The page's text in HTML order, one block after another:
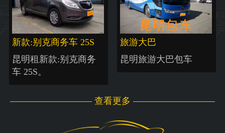
新款:别克商务车 25S
昆明租新款:别克商务
车 25S。
旅游大巴
昆明旅游大巴包车
查看更多